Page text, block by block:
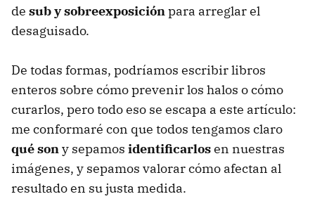
de sub y sobreexposiciónpara arreglar el
desaguisado.
De todas formas, podríamos escribir libros
enteros sobre cómo prevenir los halos o cómo
curarlos, pero todo eso se escapa a este artículo:
me conformaré con que todos tengamos claro
qué sony sepamos identificarlosen nuestras
imágenes, y sepamos valorar cómo afectan al
resultado en su justa medida.